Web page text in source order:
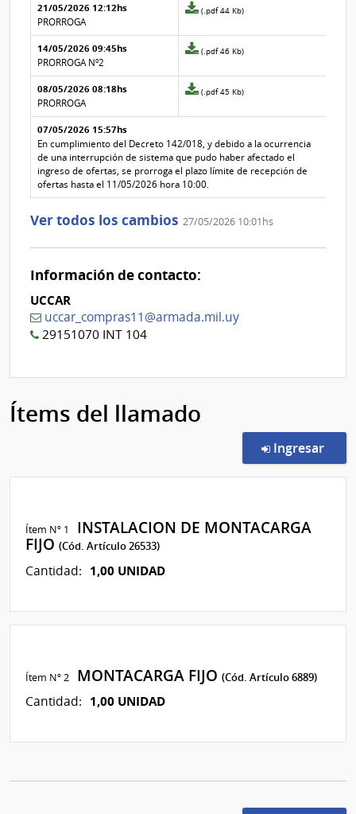
5
la
Nº
4
21/05/2026 12:12hs
PRORROGA
Archivo
de
la
Nº
3
(.pdf 44 Kb)
14/05/2026 09:45hs
PRORROGA Nº2
Archivo
de
la
Nº
(.pdf 46 Kb)
08/05/2026 08:18hs
PRORROGA
Archivo
de
aclaración
Nº
1
(.pdf 45 Kb)
07/05/2026 15:57hs
En cumplimiento del Decreto 142/018, y debido a la ocurrencia
de una interrupción de sistema que pudo haber afectado el
ingreso de ofertas, se prorroga el plazo límite de recepción de
ofertas hasta el 11/05/2026 hora 10:00.
Ver todos los cambios 27/05/2026 10:01hs
Información de contacto:
UCCAR
uccar_compras11@armada.mil.uy
29151070 INT 104
Ítems del llamado
Ingresar
Ítem Nº 1
INSTALACION DE MONTACARGA
FIJO(Cód. Artículo 26533)
Cantidad: 1,00 UNIDAD
Ítem Nº 2 MONTACARGA FIJO(Cód. Artículo 6889)
Cantidad: 1,00 UNIDAD